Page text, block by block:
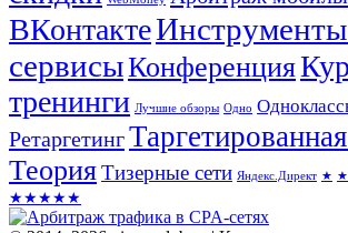
ВКонтакте
сервисыКонференция
тренинги Лучшие обзоры Одно
Ретаргетинг
ТеорияТизерные сети Яндекс.Директ ★
★★★★★